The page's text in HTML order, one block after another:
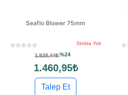
Seaflo Blower 75mm
Stokta Yok
1.928,44₺%24
1.460,95₺
Talep Et